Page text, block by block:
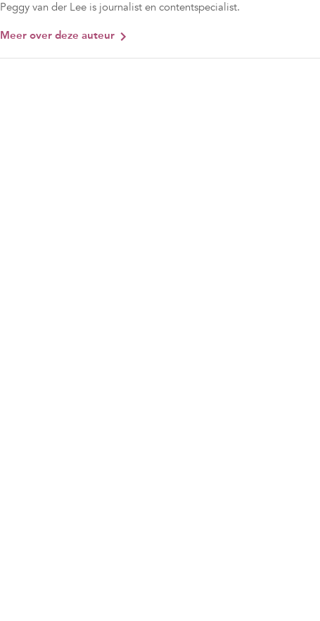
Peggy van der Lee is journalist en contentspecialist.
Meer over deze auteur